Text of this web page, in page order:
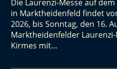
Die Laurenzi-Messe auf
in Marktheidenfeld findet
2026, bis Sonntag, den 16.
Marktheidenfelder
Kirmes mit…